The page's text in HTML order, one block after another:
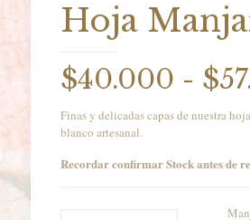
Hoja
$40.000 - $
Finas y delicadas capas de nuestra
blanco artesanal.
Recordar confirmar Stock antes de